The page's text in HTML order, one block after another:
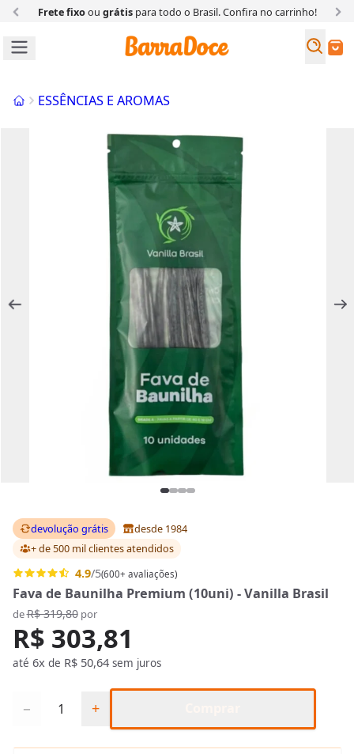
Frete fixoou grátispara todo o Brasil. Confira no carrinho!
Buscar
InícioESSÊNCIAS E AROMAS
devolução grátis
desde 1984
+ de 500 mil clientesatendidos
4.9/5(600+ avaliações)
Fava de Baunilha Premium (10uni) - Vanilla Brasil
deR$ 319,80por
R$ 303,81
até 6x de R$ 50,64sem juros
− +